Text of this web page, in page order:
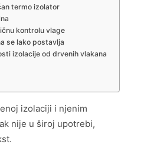
termo izolator
kontrolu vlage
se lako postavlja
izolacije od drvenih vlakana
izolaciji i njenim
nije u široj upotrebi,